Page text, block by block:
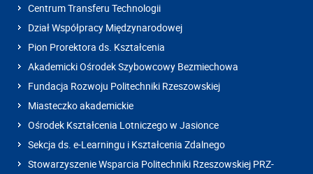
Centrum Transferu Technologii
Dział Współpracy Międzynarodowej
Pion Prorektora ds. Kształcenia
Akademicki Ośrodek Szybowcowy Bezmiechowa
Fundacja Rozwoju Politechniki Rzeszowskiej
Miasteczko akademickie
Ośrodek Kształcenia Lotniczego w Jasionce
Sekcja ds. e-Learningu i Kształcenia Zdalnego
Stowarzyszenie Wsparcia Politechniki Rzeszowskiej PRZ-